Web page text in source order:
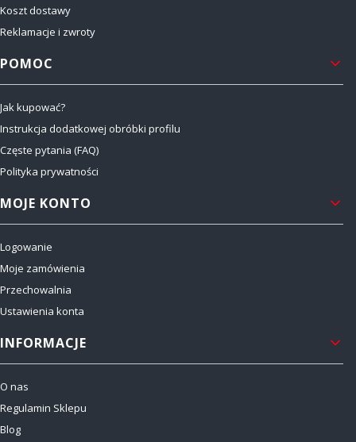
Koszt dostawy
Reklamacje i zwroty
POMOC
Jak kupować?
Instrukcja dodatkowej obróbki profilu
Częste pytania (FAQ)
Polityka prywatności
MOJE KONTO
Logowanie
Moje zamówienia
Przechowalnia
Ustawienia konta
INFORMACJE
O nas
Regulamin Sklepu
Blog